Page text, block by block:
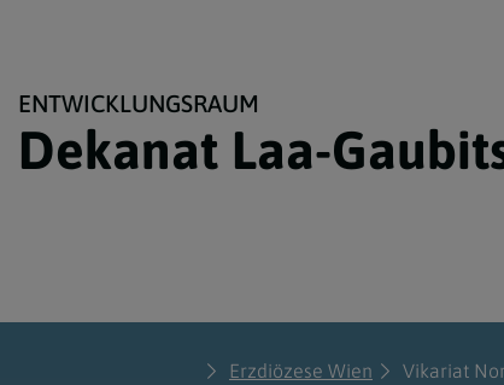
ENTWICKLUNGSRAUM
Dekanat Laa-
Erzdiözese Wien Vikariat